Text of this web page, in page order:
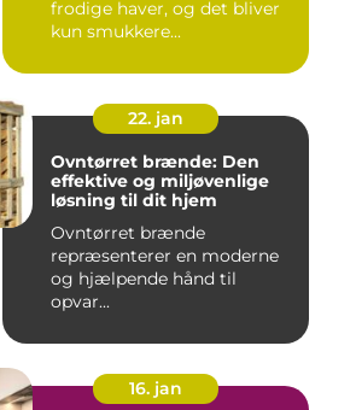
frodige haver, og det bliver
kun smukkere...
22. jan
Ovntørret brænde: Den
effektive og miljøvenlige
løsning til dit hjem
Ovntørret brænde
repræsenterer en moderne
og hjælpende hånd til
opvar...
16. jan